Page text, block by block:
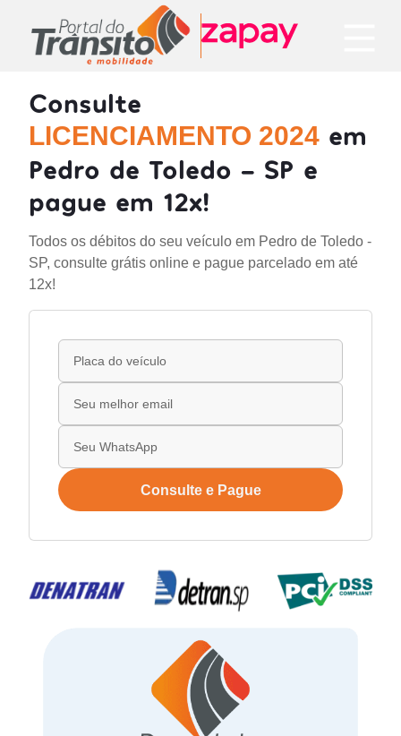
Consulte
LICENCIAMENTO 2024 em
Pedro de Toledo - SP e
pague em 12x!
Todos os débitos do seu veículo em Pedro de Toledo -
SP, consulte grátis online e pague parcelado em até
12x!
Consulte e Pague